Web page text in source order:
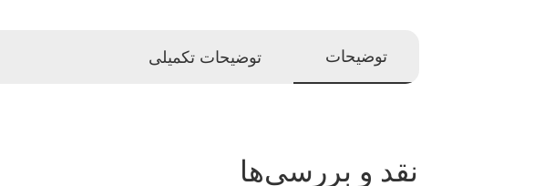
توضیحات توضیحات تکمیلی
نقد و بررسی‌ها